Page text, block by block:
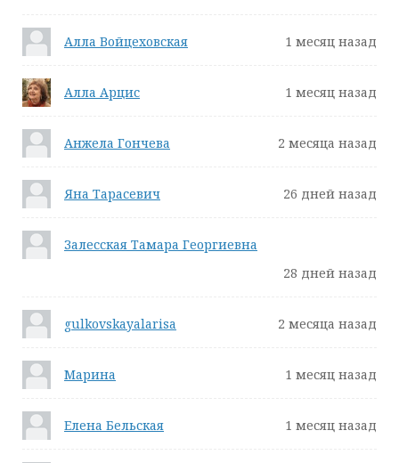
Алла Войцеховская 1 месяц назад
Алла Арцис 1 месяц назад
Анжела Гончева 2 месяца назад
Яна Тарасевич 26 дней назад
Залесская Тамара Георгиевна
28 дней назад
gulkovskayalarisa 2 месяца назад
Марина 1 месяц назад
Елена Бельская 1 месяц назад